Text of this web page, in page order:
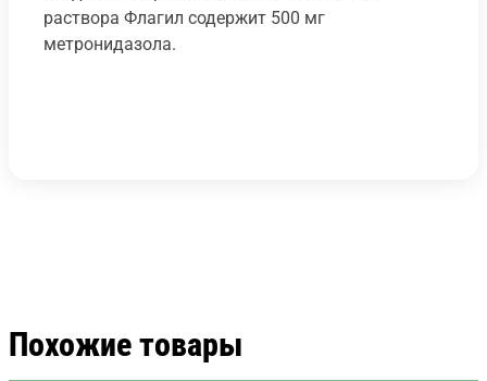
раствора Флагил содержит 500 мг
метронидазола.
Похожие товары